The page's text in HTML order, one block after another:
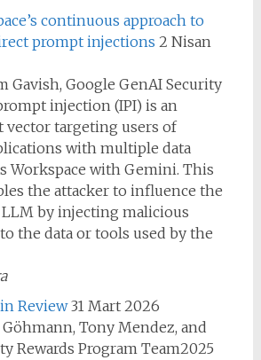
continuous approach to
prompt injections 2 Nisan
Gavish, Google GenAI Security
injection (IPI) is an
vector targeting users of
with multiple data
Workspace with Gemini. This
the attacker to influence the
by injecting malicious
the data or tools used by the
Review 31 Mart 2026
Tony Mendez, and
Rewards Program Team2025